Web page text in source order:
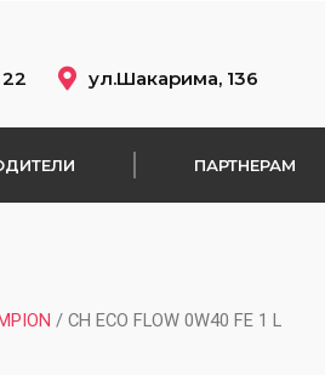
ул.Шакарима, 136
ПАРТНЕРАМ
/ CH ECO FLOW 0W40 FE 1 L